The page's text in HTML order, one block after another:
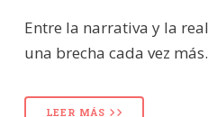
Entre la narrativa y la
una brecha cada vez
LEER MÁS